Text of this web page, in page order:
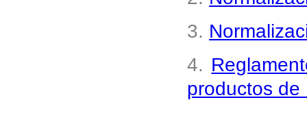
3.
4.
productos de